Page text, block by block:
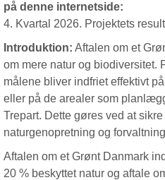
på denne internetside:
4. Kvartal 2026. Projektets
Introduktion: Aftalen om et
om mere natur og biodiversitet.
målene bliver indfriet effektivt
eller på de arealer som
Trepart. Dette gøres ved at
naturgenopretning og
Aftalen om et Grønt Danmark
20 % beskyttet natur og aftale